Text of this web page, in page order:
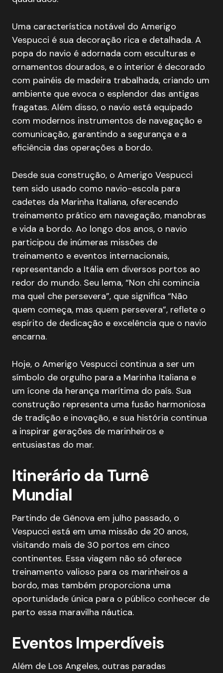
Uma característica notável do Amerigo
Vespucci é sua decoração rica e detalhada. A
popa do navio é adornada com esculturas e
ornamentos dourados, e o interior é decorado
com painéis de madeira trabalhada, criando um
ambiente que evoca o esplendor das antigas
fragatas. Além disso, o navio está equipado
com modernos instrumentos de navegação e
comunicação, garantindo a segurança e a
eficiência das operações a bordo.
Desde sua construção, o Amerigo Vespucci
tem sido usado como navio-escola para
cadetes da Marinha Italiana, oferecendo
treinamento prático em navegação, manobras
e vida a bordo. Ao longo dos anos, o navio
participou de inúmeras missões de
treinamento e eventos internacionais,
representando a Itália em diversos portos ao
redor do mundo. Seu lema, “Non chi comincia
ma quel che persevera”, que significa “Não
quem começa, mas quem persevera”, reflete o
espírito de dedicação e excelência que o navio
encarna.
Hoje, o Amerigo Vespucci continua a ser um
símbolo de orgulho para a Marinha Italiana e
um ícone da herança marítima do país. Sua
construção representa uma fusão harmoniosa
de tradição e inovação, e sua história continua
a inspirar gerações de marinheiros e
entusiastas do mar.
Itinerário da Turnê
Mundial
Partindo de Gênova em julho passado, o
Vespucci está em uma missão de 20 anos,
visitando mais de 30 portos em cinco
continentes. Essa viagem não só oferece
treinamento valioso para os marinheiros a
bordo, mas também proporciona uma
oportunidade única para o público conhecer de
perto essa maravilha náutica.
Eventos Imperdíveis
Além de Los Angeles, outras paradas